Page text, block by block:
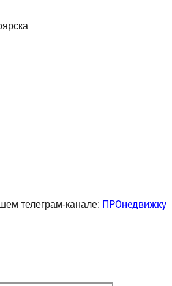
телеграм-канале: ПРОнедвижку